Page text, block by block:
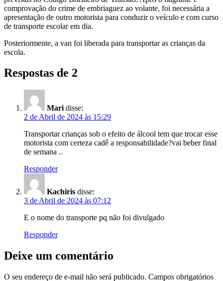
comprovação do crime de embriaguez ao volante, foi necessária a
apresentação de outro motorista para conduzir o veículo e com curso
de transporte escolar em dia.
Posteriormente, a van foi liberada para transportar as crianças da
escola.
Respostas de 2
Mari disse:
2 de Abril de 2024 às 15:29
Transportar crianças sob o efeito de álcool tem que trocar esse
motorista com certeza cadê a responsabilidade?vai beber final
de semana ..
Responder
Kachiris disse:
3 de Abril de 2024 às 07:12
E o nome do transporte pq não foi divulgado
Responder
Deixe um comentário
O seu endereço de e-mail não será publicado. Campos obrigatórios